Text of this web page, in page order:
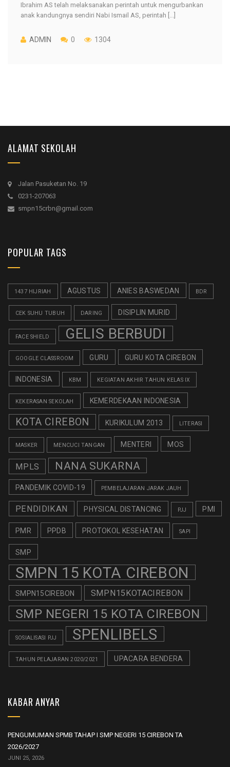
Ibrahim AS telah melaksanakan perintah untuk mengurbankan
anak kandungnya sendiri Nabi Ismail AS, perintah [...]
ADMIN 0 1304
ALAMAT SEKOLAH
Jalan Pasuketan No. 19
0231-207063
smpn15crbn@gmail.com
POPULAR TAGS
1437 HIJRIAH AGUSTUS ANIES BASWEDAN BDR
CEK SUHU TUBUH DARING DISIPLIN MURID
FACE SHIELD GELIS BERBUDI
GOOGLE CLASSROOM GURU GURU KOTA CIREBON
INDONESIA KBM KEGIATAN AKHIR TAHUN KELAS IX
KEKERASAN SEKOLAH KEMERDEKAAN INDONESIA
KOTA CIREBON KURIKULUM 2013 LITERASI
MASKER MENCUCI TANGAN MENTERI MOS
MPLS NANA SUKARNA
PANDEMIK COVID-19 PEMBELAJARAN JARAK JAUH
PENDIDIKAN PHYSICAL DISTANCING PJJ PMI
PMR PPDB PROTOKOL KESEHATAN SAPI
SMP
SMPN 15 KOTA CIREBON
SMPN15CIREBON SMPN15KOTACIREBON
SMP NEGERI 15 KOTA CIREBON
SOSIALISASI PJJ SPENLIBELS
TAHUN PELAJARAN 2020/2021 UPACARA BENDERA
KABAR ANYAR
PENGUMUMAN SPMB TAHAP I SMP NEGERI 15 CIREBON TA
2026/2027
JUNI 25, 2026